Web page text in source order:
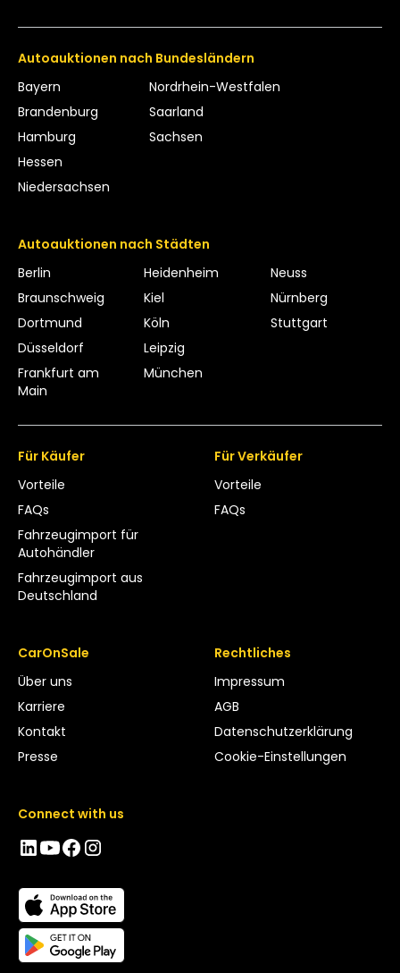
Autoauktionen nach Bundesländern
Bayern
Brandenburg
Hamburg
Hessen
Niedersachsen
Nordrhein-Westfalen
Saarland
Sachsen
Autoauktionen nach Städten
Berlin
Braunschweig
Dortmund
Düsseldorf
Frankfurt am
Main
Heidenheim
Kiel
Köln
Leipzig
München
Neuss
Nürnberg
Stuttgart
Für Käufer
Vorteile
FAQs
Fahrzeugimport für
Autohändler
Fahrzeugimport aus
Deutschland
Für Verkäufer
Vorteile
FAQs
CarOnSale
Über uns
Karriere
Kontakt
Presse
Rechtliches
Impressum
AGB
Datenschutzerklärung
Cookie-Einstellungen
Connect with us